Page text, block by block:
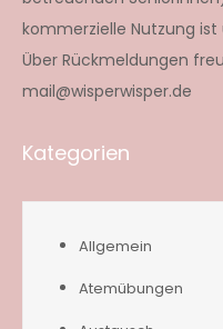
kommerzielle Nutzung
Über Rückmeldungen
mail@wisperwisper.de
Kategorien
Allgemein
Atemübungen